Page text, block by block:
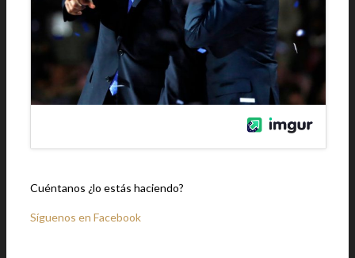
Cuéntanos ¿lo estás haciendo?
Síguenos en Facebook